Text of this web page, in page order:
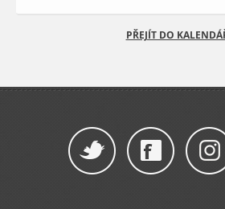
PŘEJÍT DO